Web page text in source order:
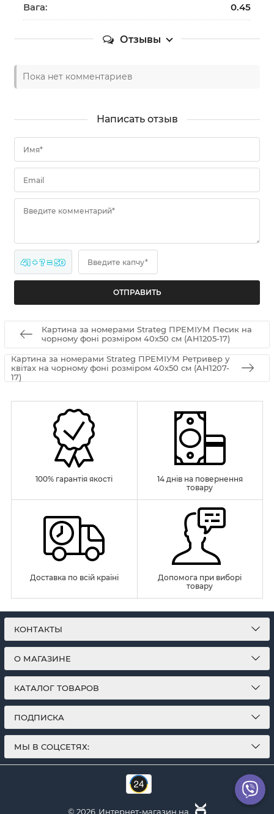
Вага: 0.45
Отзывы
Пока нет комментариев
Написать отзыв
Имя*
Email
Введите комментарий*
41 + ? = 50 Введите капчу*
Картина за номерами Strateg ПРЕМІУМ Песик на
чорному фоні розміром 40х50 см (AH1205-17)
Картина за номерами Strateg ПРЕМІУМ Ретривер у
квітах на чорному фоні розміром 40х50 см (AH1207-
17)
100% гарантія якості
14 днів на повернення
товару
Доставка по всій країні
Допомога при виборі
товару
КОНТАКТЫ
О МАГАЗИНЕ
КАТАЛОГ ТОВАРОВ
ПОДПИСКА
МЫ В СОЦСЕТЯХ:
© 2026 Интернет-магазин на